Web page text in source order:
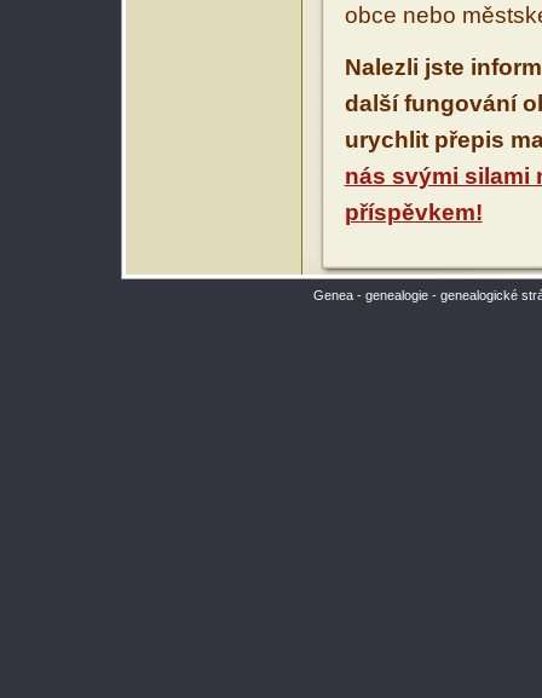
obce nebo
Nalezli jste
další fungování
urychlit přepis
nás svými silami
příspěvkem!
Genea - genealogie - genealogické